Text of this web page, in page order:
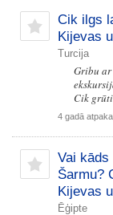
Cik ilgs
Kijevas
Turcija
Gribu ar
Cik
4 gadā
Vai
Šarmu?
Kijevas
Ēģipte